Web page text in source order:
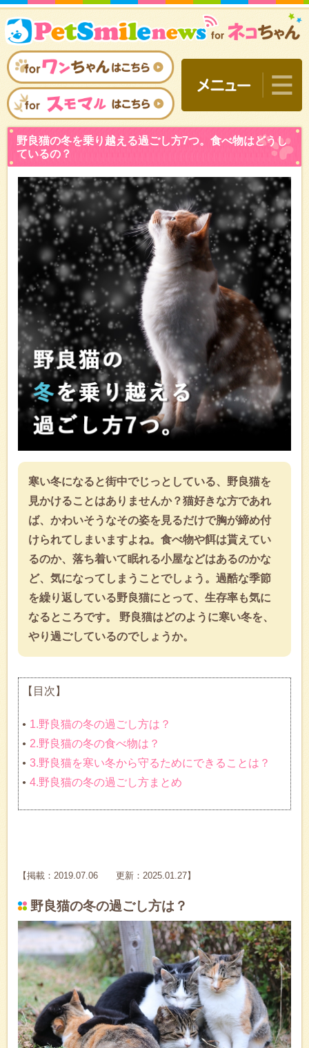
野良猫の冬を乗り越える過
ているの？
寒い冬になると街中でじっとしている、野良猫を
見かけることはありませんか？猫好きな方であれ
ば、かわいそうなその姿を見るだけで胸が締め付
けられてしまいますよね。食べ物や餌は貰えてい
るのか、落ち着いて眠れる小屋などはあるのかな
ど、気になってしまうことでしょう。過酷な季節
を繰り返している野良猫にとって、生存率も気に
なるところです。 野良猫はどのように寒い冬を、
やり過ごしているのでしょうか。
【目次】
1.野良猫の冬の過ごし方は？
2.野良猫の冬の食べ物は？
3.野良猫を寒い冬から守るためにできることは？
4.野良猫の冬の過ごし方まとめ
【掲載：2019.07.06 更新：2025.01.27】
野良猫の冬の過ごし方は？